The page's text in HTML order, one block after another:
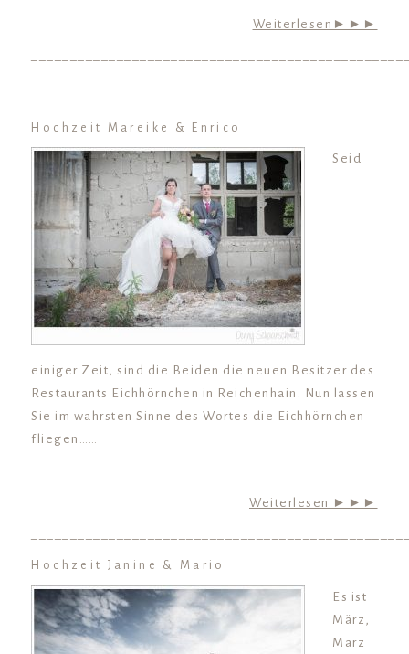
Weiterlesen►►►
Hochzeit Mareike & Enrico
Seid
einiger Zeit, sind die Beiden die neuen Besitzer des
Restaurants Eichhörnchen in Reichenhain. Nun lassen
Sie im wahrsten Sinne des Wortes die Eichhörnchen
fliegen……
Weiterlesen ►►►
Hochzeit Janine & Mario
Es ist
März,
März